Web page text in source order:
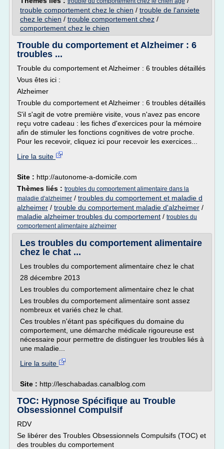
trouble comportement chez le chien / trouble de l'anxiete
chez le chien / trouble comportement chez /
comportement chez le chien
Trouble du comportement et Alzheimer : 6
troubles ...
Trouble du comportement et Alzheimer : 6 troubles détaillés
Vous êtes ici :
Alzheimer
Trouble du comportement et Alzheimer : 6 troubles détaillés
S'il s'agit de votre première visite, vous n'avez pas encore
reçu votre cadeau : les fiches d'exercices pour la mémoire
afin de stimuler les fonctions cognitives de votre proche.
Pour les recevoir, cliquez ici pour recevoir les exercices...
Lire la suite
Site : http://autonome-a-domicile.com
Thèmes liés : troubles du comportement alimentaire dans la
maladie d'alzheimer / troubles du comportement et maladie d
alzheimer / trouble du comportement maladie d'alzheimer /
maladie alzheimer troubles du comportement / troubles du
comportement alimentaire alzheimer
Les troubles du comportement alimentaire
chez le chat ...
Les troubles du comportement alimentaire chez le chat
28 décembre 2013
Les troubles du comportement alimentaire chez le chat
Les troubles du comportement alimentaire sont assez
nombreux et variés chez le chat.
Ces troubles n'étant pas spécifiques du domaine du
comportement, une démarche médicale rigoureuse est
nécessaire pour permettre de distinguer les troubles liés à
une maladie...
Lire la suite
Site : http://leschabadas.canalblog.com
TOC: Hypnose Spécifique au Trouble
Obsessionnel Compulsif
RDV
Se libérer des Troubles Obsessionnels Compulsifs (TOC) et
des troubles du comportement